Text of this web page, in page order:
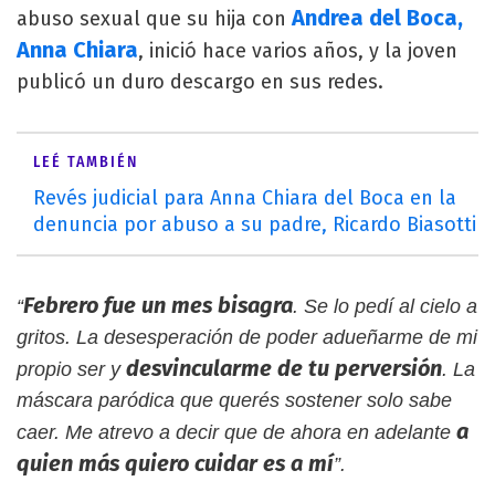
abuso sexual que su hija conAndrea del Boca,
Anna Chiara, inició hace varios años, y la joven
publicó un duro descargo en sus redes.
LEÉ TAMBIÉN
Revés judicial para Anna Chiara del Boca en la
denuncia por abuso a su padre, Ricardo Biasotti
“Febrero fue un mes bisagra. Se lo pedí al cielo a
gritos. La desesperación de poder adueñarme de mi
propio ser y desvincularme de tu perversión. La
máscara paródica que querés sostener solo sabe
caer. Me atrevo a decir que de ahora en adelante a
quien más quiero cuidar es a mí”.